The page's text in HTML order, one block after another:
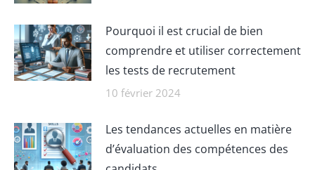
Pourquoi il est crucial de bien
comprendre et utiliser correctement
les tests de recrutement
10 février 2024
Les tendances actuelles en matière
d’évaluation des compétences des